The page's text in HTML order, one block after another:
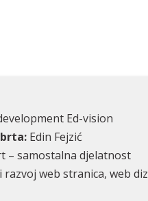
Ed-vision
Edin Fejzić
– samostalna djelatnost
razvoj web stranica, web